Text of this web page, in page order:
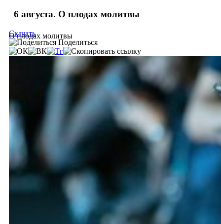
6 августа. О плодах молитвы
О плодах молитвы
Скачать
Поделиться